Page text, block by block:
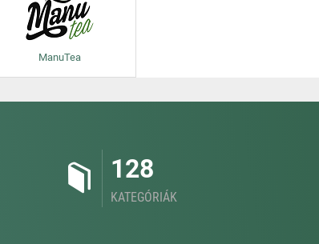
ManuTea
128
KATEGÓRIÁK